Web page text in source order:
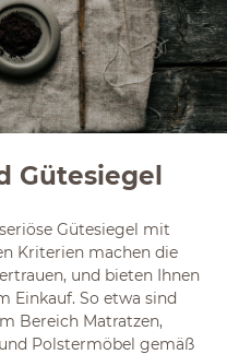
Gütesiegel
Gütesiegel mit
Kriterien machen die
und bieten Ihnen
Einkauf. So etwa sind
Bereich Matratzen,
Polstermöbel gemäß